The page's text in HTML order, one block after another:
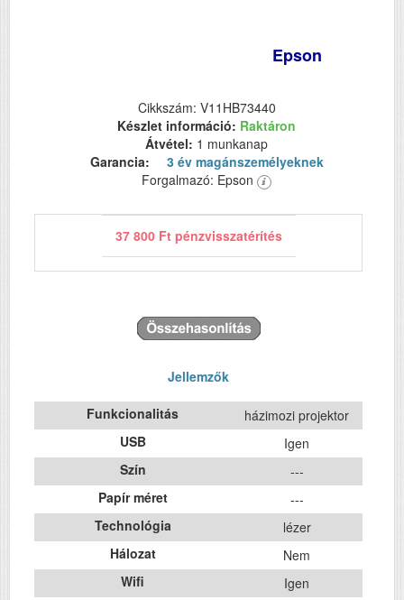
Epson
Cikkszám: V11HB73440
Készlet információ: Raktáron
Átvétel: 1 munkanap
Garancia:
3 év magánszemélyeknek
Forgalmazó: Epson
37 800 Ft pénzvisszatérítés
Jellemzők
Funkcionalitás
házimozi projektor
USB
Igen
Szín
---
Papír méret
---
Technológia
lézer
Hálozat
Nem
Wifi
Igen